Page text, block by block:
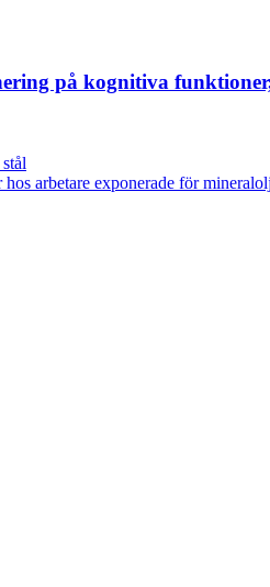
på kognitiva
arbetare exponerade för